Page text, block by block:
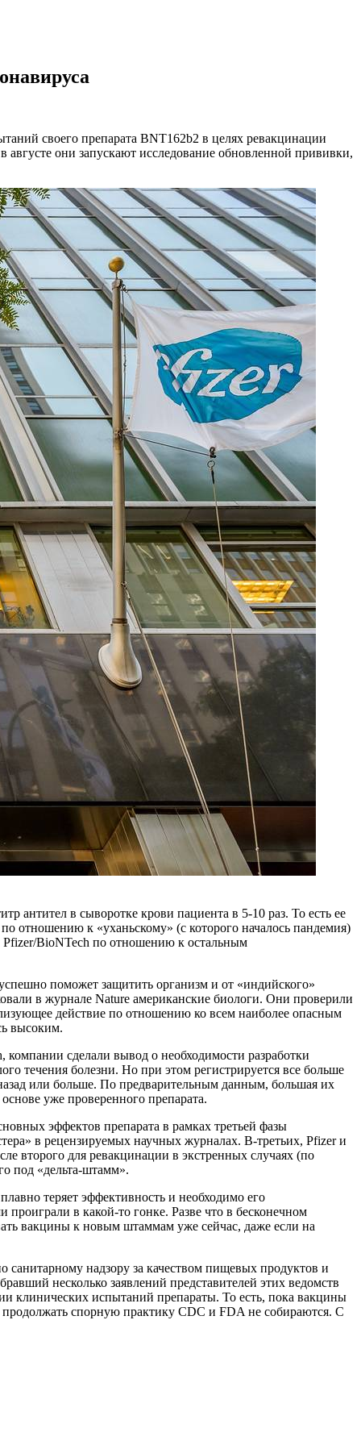
своего препарата BNT162b2 в целях ревакцинации
они запускают исследование обновленной прививки,
антител в сыворотке крови пациента в 5-10 раз. То есть ее
отношению к «уханьскому» (с которого началось пандемия)
Pfizer/BioNTech по отношению к остальным
поможет защитить организм и от «индийского»
в журнале Nature американские биологи. Они проверили
действие по отношению ко всем наиболее опасным
высоким.
сделали вывод о необходимости разработки
течения болезни. Но при этом регистрируется все больше
или больше. По предварительным данным, большая их
уже проверенного препарата.
эффектов препарата в рамках третьей фазы
в рецензируемых научных журналах. В-третьих, Pfizer и
второго для ревакцинации в экстренных случаях (по
под «дельта-штамм».
теряет эффективность и необходимо его
в какой-то гонке. Разве что в бесконечном
вакцины к новым штаммам уже сейчас, даже если на
надзору за качеством пищевых продуктов и
несколько заявлений представителей этих ведомств
клинических испытаний препараты. То есть, пока вакцины
спорную практику CDC и FDA не собираются. С